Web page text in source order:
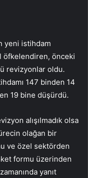
yeni istihdam
öfkelendiren, önceki
revizyonlar oldu.
147 binden 14
19 bine düşürdü.
alışılmadık olsa
olağan bir
ve özel sektörden
formu üzerinden
yanıt